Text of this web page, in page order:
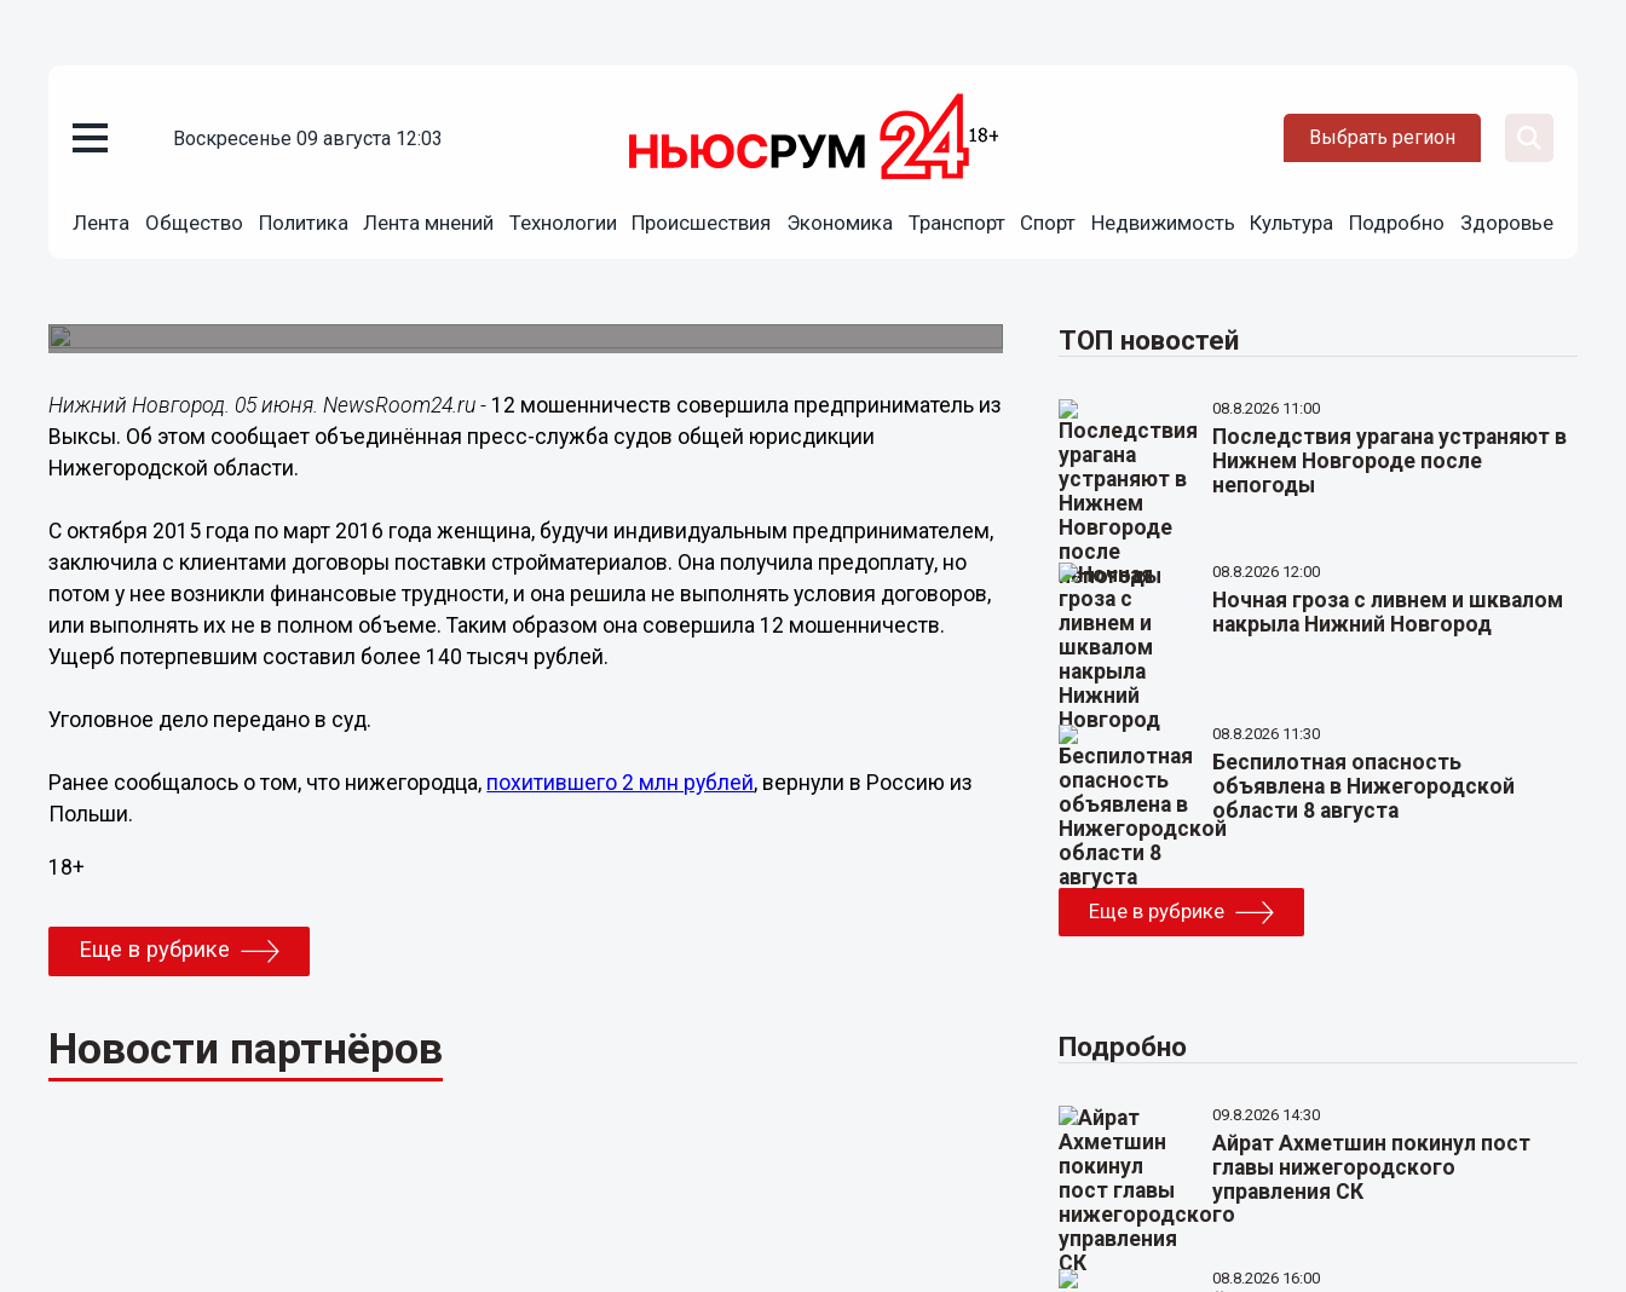
воскресенье 09 августа 12:03 Выбрать регион
Лента Общество Политика Лента мнений Технологии Происшествия Экономика Транспорт Спорт Недвижимость Культура Подробно Здоровье
05.06.201711:56
Нижний Новгород. 05 июня. NewsRoom24.ru - 12 мошенничеств совершила предприниматель из
Выксы. Об этом сообщает объединённая пресс-служба судов общей юрисдикции
Нижегородской области.
С октября 2015 года по март 2016 года женщина, будучи индивидуальным предпринимателем,
заключила с клиентами договоры поставки стройматериалов. Она получила предоплату, но
потом у нее возникли финансовые трудности, и она решила не выполнять условия договоров,
или выполнять их не в полном объеме. Таким образом она совершила 12 мошенничеств.
Ущерб потерпевшим составил более 140 тысяч рублей.
Уголовное дело передано в суд.
Ранее сообщалось о том, что нижегородца, похитившего 2 млн рублей, вернули в Россию из
Польши.
18+
Еще в рубрике
Новости партнёров
ТОП новостей
08.8.2026 11:00
Последствия урагана устраняют в
Нижнем Новгороде после
непогоды
08.8.2026 12:00
Ночная гроза с ливнем и шквалом
накрыла Нижний Новгород
08.8.2026 11:30
Беспилотная опасность
объявлена в Нижегородской
области 8 августа
Еще в рубрике
Подробно
09.8.2026 14:30
Айрат Ахметшин покинул пост
главы нижегородского
управления СК
08.8.2026 16:00